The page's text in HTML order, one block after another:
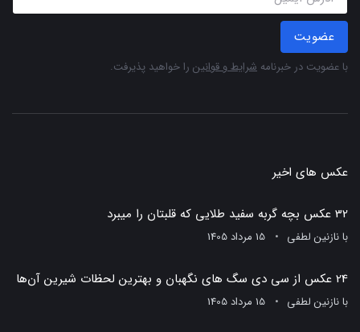
عضویت
با عضویت در خبرنامه شرایط و قوانین را خواهید پذیرفت.
عکس های اخیر
32 عکس بچه گربه سفید طلایی که قلبتان را میبرد
بانازنین لطفی 15 مرداد 1405
24 عکس از سی دی سگ های نگهبان و بهترین لحظات شیرین آن‌ها
بانازنین لطفی 15 مرداد 1405